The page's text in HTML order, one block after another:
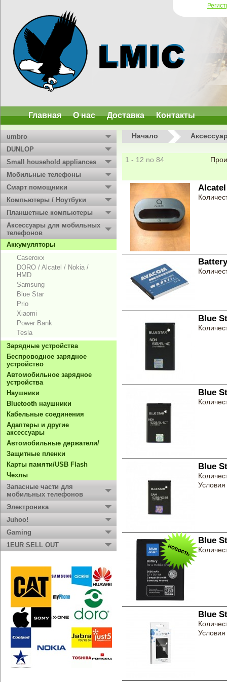
Главная О нас Доставка Контакты
umbro
DUNLOP
Small household appliances
Мобильные телефоны
Смарт помощники
Компьютеры / Ноутбуки
Планшетные компьютеры
Аксессуары для мобильных
телефонов
Aккумуляторы
Caseroxx
DORO / Alcatel / Nokia /
HMD
Samsung
Blue Star
Prio
Xiaomi
Power Bank
Tesla
Зарядные устройства
Беспроводное зарядное
устройство
Автомобильное зарядное
устройства
Hаушники
Bluetooth наушники
Кабельные соединения
Адаптеры и другие
аксессуары
Автомобильные держатели/
Защитные пленки
Карты памяти/USB Flash
Чехлы
Запасные части для
мобильных телефонов
Электроника
Juhoo!
Gaming
1EUR SELL OUT
Начало
1 - 12 no 84
Alcatel
Blue
Blue
Blue
Условия
Blue
Blue
Условия